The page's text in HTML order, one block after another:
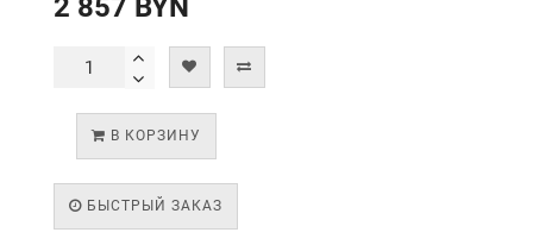
2 857 BYN
В КОРЗИНУ
БЫСТРЫЙ ЗАКАЗ